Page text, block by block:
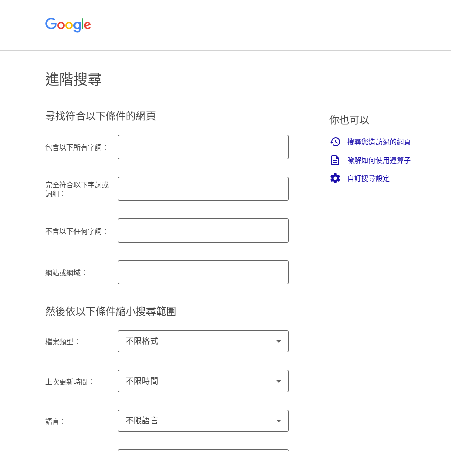
進階搜尋
尋找符合以下條件的網頁
包含以下所有字詞：
完全符合以下字詞或
詞組：
不含以下任何字詞：
網站或網域：
然後依以下條件縮小搜尋範圍
檔案類型： 不限格式
上次更新時間： 不限時間
語言： 不限語言
你也可以
搜尋您造訪過的網頁
瞭解如何使用運算子
自訂搜尋設定